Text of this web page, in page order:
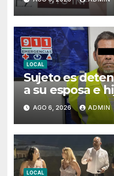
de su gestión
LOCAL
Sujeto es
a su esposa e
combustible
privarlas de la
AGO 6, 2026 ADMIN
LOCAL